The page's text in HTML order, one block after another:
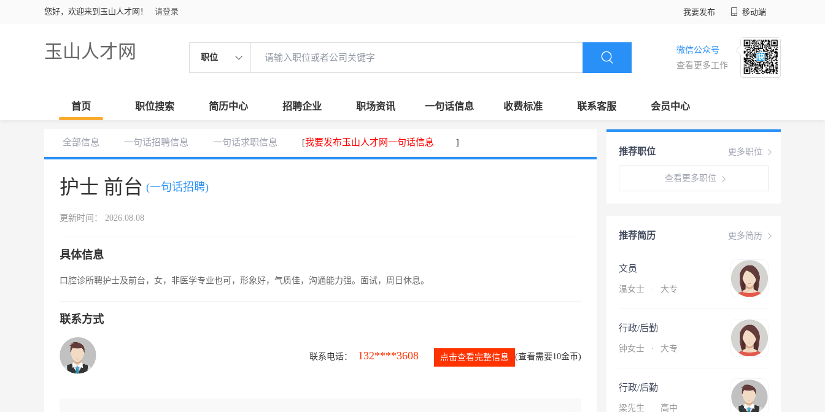
您好，欢迎来到玉山人才网！ 请登录 我要发布 移动端
玉山人才网 职位
微信公众号
查看更多工作
首页 职位搜索 简历中心 招聘企业 职场资讯 一句话信息 收费标准 联系客服 会员中心
全部信息 一句话招聘信息 一句话求职信息 [我要发布玉山人才网一句话信息 ]
护士 前台 (一句话招聘)
更新时间： 2026.08.08
具体信息
口腔诊所聘护士及前台，女，非医学专业也可，形象好，气质佳，沟通能力强。面试，周日休息。
联系方式
联系电话： 132****3608 点击查看完整信息 (查看需要10金币)
更多职位
推荐职位
查看更多职位
更多简历
推荐简历
文员
温女士 · 大专
行政/后勤
钟女士 · 大专
行政/后勤
梁先生 · 高中